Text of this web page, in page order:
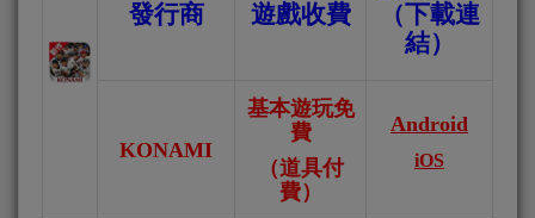
發行商 遊戲收費
（下載連
結）
KONAMI
基本遊玩免
費
（道具付
費）
Android
iOS